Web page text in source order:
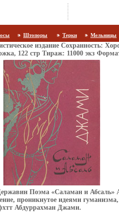
Штопоры Терки Мельницы
издание Сохранность:
122 стр Тираж: 11000 экз
Поэма «Саламан и Абсаль»
проникнутое идеями
Абдуррахман Джами.